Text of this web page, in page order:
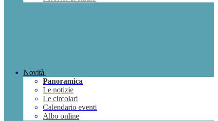
Novità
Panoramica
Le notizie
Le circolari
Calendario eventi
Albo online